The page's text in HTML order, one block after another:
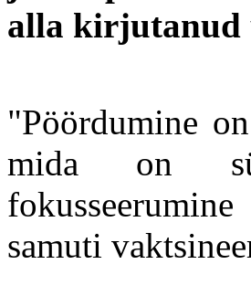
alla kirjutanud
"Pöördumine
mida on
samuti